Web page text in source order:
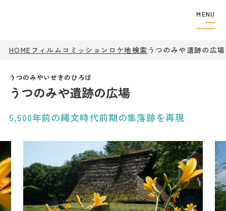
MENU
HOME フィルムコミッション ロケ地検索 うつのみや遺跡の広場
うつのみや遺跡の広場
5,500年前の縄文時代前期の集落跡を再現
フィルムコミッショ
ロケ地巡り
観光案内
特集